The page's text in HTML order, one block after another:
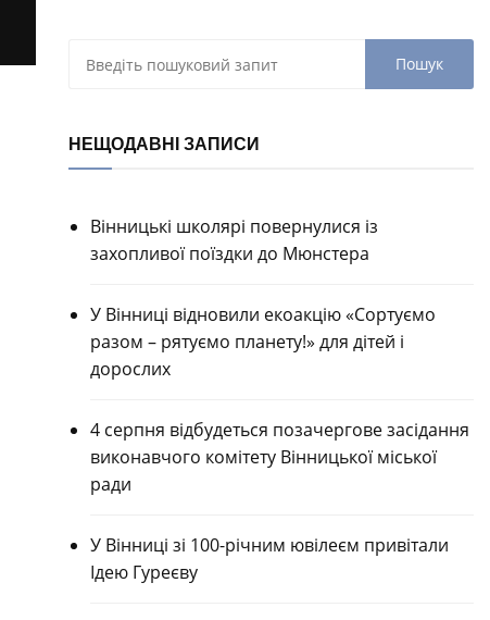
НЕЩОДАВНІ ЗАПИСИ
Вінницькі школярі повернулися із
захопливої поїздки до Мюнстера
У Вінниці відновили екоакцію «Сортуємо
разом – рятуємо планету!» для дітей і
дорослих
4 серпня відбудеться позачергове засідання
виконавчого комітету Вінницької міської
ради
У Вінниці зі 100-річним ювілеєм привітали
Ідею Гуреєву